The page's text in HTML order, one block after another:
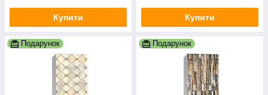
Купити Купити
Подарунок Подарунок